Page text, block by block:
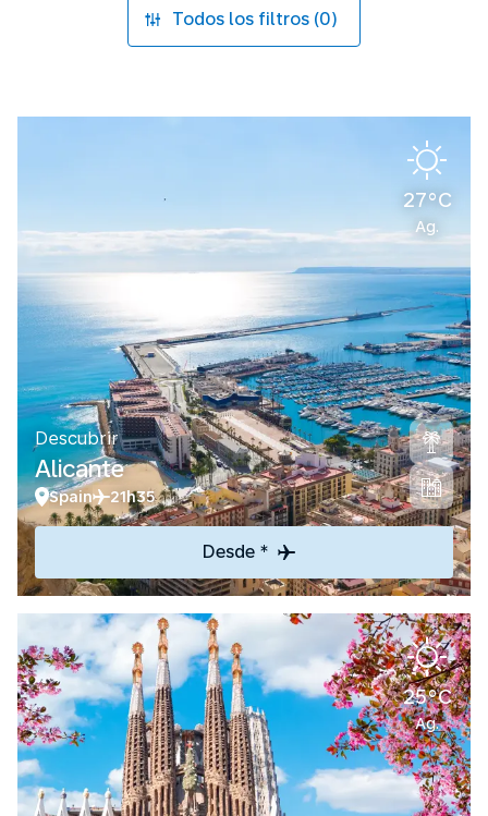
Todos los filtros (0)
27°C
Ag.
Descubrir
Alicante
Spain 21h35
Desde *
25°C
Ag.